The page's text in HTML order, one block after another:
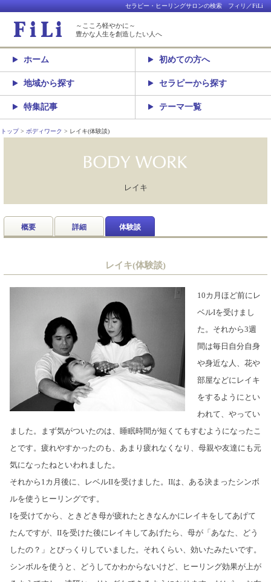
セラピー・ヒーリングサロンの検索 フィリ／FiLi
～こころ軽やかに～
豊かな人生を創造したい人へ
ホーム 初めての方へ
地域から探す セラピーから探す
特集記事 テーマ一覧
トップ ボディワーク レイキ(体験談)
レイキ
概要 詳細 体験談
レイキ(体験談)
10カ月ほど前にレ
ベルIを受けまし
た。それから3週
間は毎日自分自身
や身近な人、花や
部屋などにレイキ
をするようにとい
われて、やってい
ました。まず気がついたのは、睡眠時間が短くてもすむようになったこ
とです。疲れやすかったのも、あまり疲れなくなり、母親や友達にも元
気になったねといわれました。
それから1カ月後に、レベルIIを受けました。IIは、ある決まったシンボ
ルを使うヒーリングです。
Iを受けてから、ときどき母が疲れたときなんかにレイキをしてあげて
たんですが、IIを受けた後にレイキしてあげたら、母が「あなた、どう
したの？」とびっくりしていました。それくらい、効いたみたいです。
シンボルを使うと、どうしてかわからないけど、ヒーリング効果が上が